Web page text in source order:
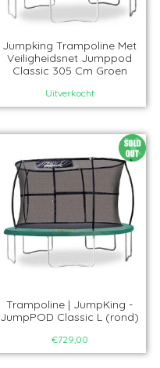
Jumpking Trampoline Met
Veiligheidsnet Jumppod
Classic 305 Cm Groen
Uitverkocht
Trampoline | JumpKing -
JumpPOD Classic L (rond)
€729,00